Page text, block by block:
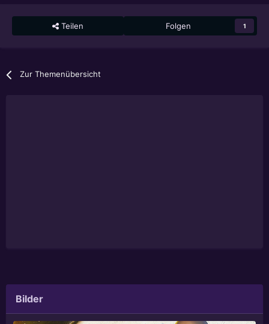
Teilen Folgen 1
Zur Themenübersicht
Bilder